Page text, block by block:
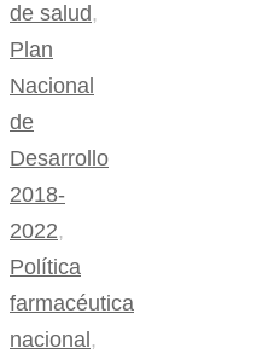
de salud ,
Plan
Nacional
de
Desarrollo
2018-
2022,
Política
farmacéutica
nacional ,